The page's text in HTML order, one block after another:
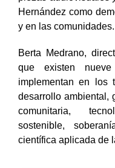
Hernández como
y en las comunidades.
Berta Medrano,
que existen
implementan en los
desarrollo ambiental,
comunitaria,
sostenible,
científica aplicada de